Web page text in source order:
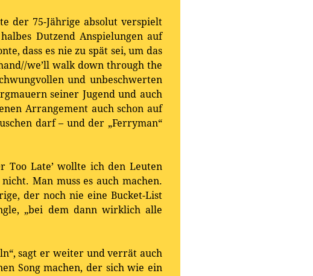
der 75-Jährige absolut verspielt
Dutzend Anspielungen auf
dass es nie zu spät sei, um das
we’ll walk down through the
und unbeschwerten
seiner Jugend und auch
Arrangement auch schon auf
darf – und der „Ferryman“
Too Late’ wollte ich den Leuten
Man muss es auch machen.
der noch nie eine Bucket-List
„bei dem dann wirklich alle
sagt er weiter und verrät auch
Song machen, der sich wie ein